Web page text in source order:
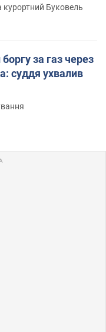
курортний Буковель
за газ через
суддя ухвалив